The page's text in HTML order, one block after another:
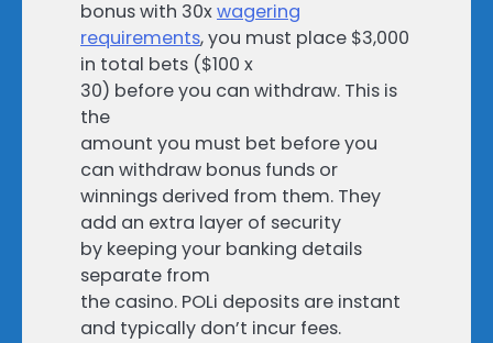
bonus with 30xwagering
requirements, you must place $3,000
in total bets ($100 x
30) before you can withdraw. This is
the
amount you must bet before you
can withdraw bonus funds or
winnings derived from them. They
add an extra layer of security
by keeping your banking details
separate from
the casino. POLi deposits are instant
and typically don’t incur fees.